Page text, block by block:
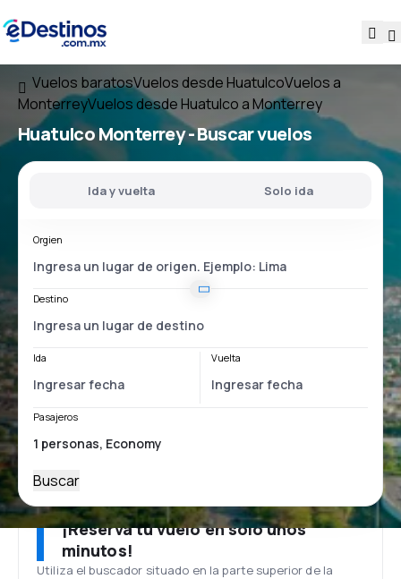
Vuelos baratosVuelos desde HuatulcoVuelos a
MonterreyVuelos desde Huatulco a Monterrey
Huatulco Monterrey- Buscar vuelos
Ida y vuelta Solo ida
Orgien
Destino
Ida Vuelta
Pasajeros
Buscar
¡Reserva tu vuelo en solo unos
minutos!
Utiliza el buscador situado en la parte superior de la